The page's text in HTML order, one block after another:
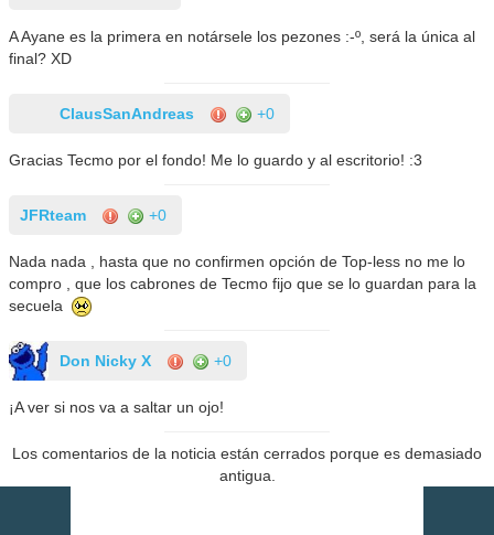
A Ayane es la primera en notársele los pezones :-º, será la única al
final? XD
ClausSanAndreas +0
Gracias Tecmo por el fondo! Me lo guardo y al escritorio! :3
JFRteam +0
Nada nada , hasta que no confirmen opción de Top-less no me lo
compro , que los cabrones de Tecmo fijo que se lo guardan para la
secuela
Don Nicky X +0
¡A ver si nos va a saltar un ojo!
Los comentarios de la noticia están cerrados porque es demasiado
antigua.